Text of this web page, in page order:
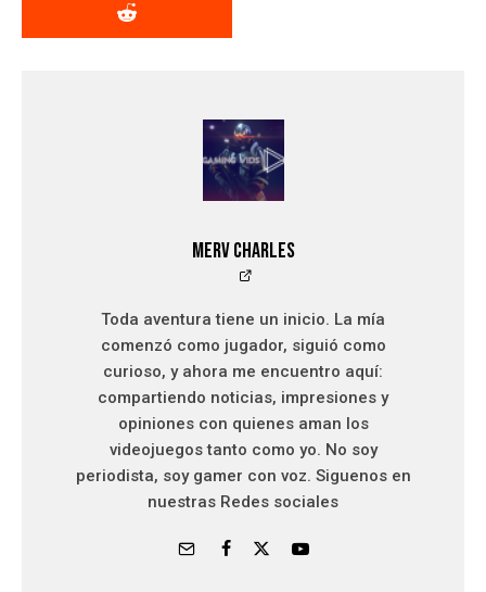
Merv Charles
Toda aventura tiene un inicio. La mía
comenzó como jugador, siguió como
curioso, y ahora me encuentro aquí:
compartiendo noticias, impresiones y
opiniones con quienes aman los
videojuegos tanto como yo. No soy
periodista, soy gamer con voz. Siguenos en
nuestras Redes sociales